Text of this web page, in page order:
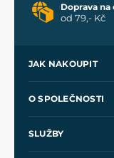
Doprava
od 79,- Kč
JAK NAKOUPIT
Velkoobchod
O SPOLEČNOSTI
SLUŽBY